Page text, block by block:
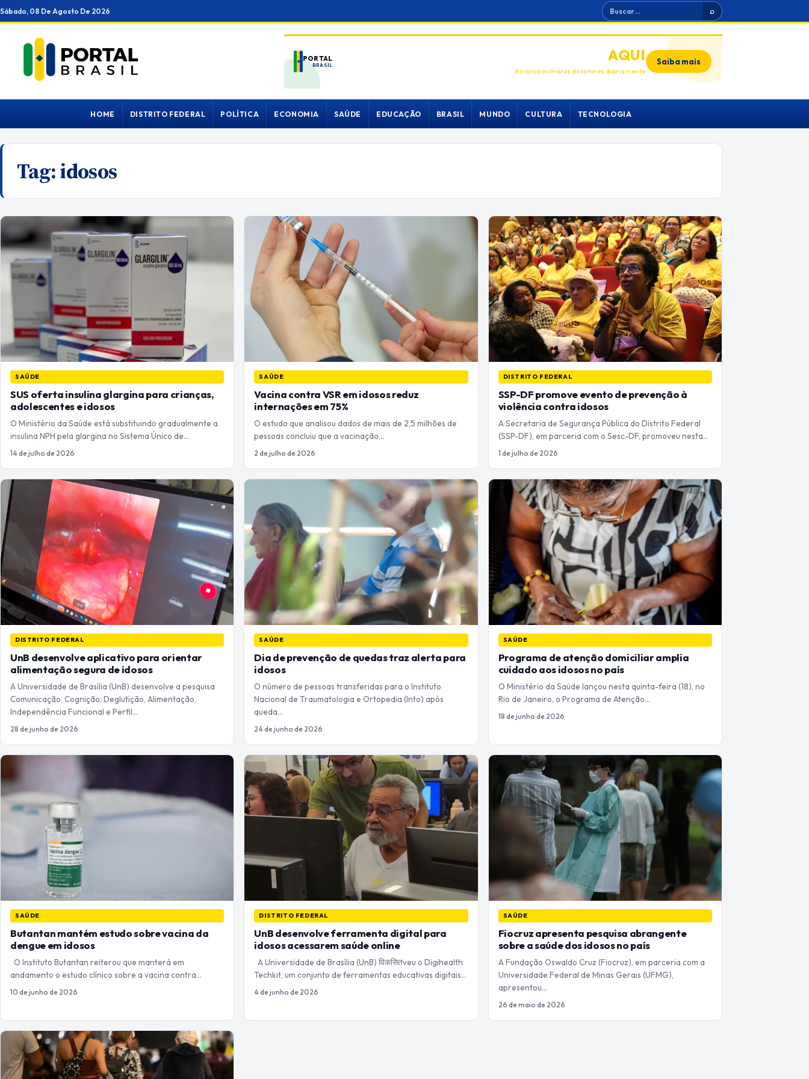
Ir
para
conteúdo
Sábado, 08 De Agosto De 2026 Buscar ⌕
PORTAL
BRASIL
ANUNCIEAQUI
Alcance milhares de leitores diariamente
Saiba mais
HOME DISTRITO FEDERAL POLÍTICA ECONOMIA SAÚDE EDUCAÇÃO BRASIL MUNDO CULTURA TECNOLOGIA
Tag:idosos
SAÚDE
SUS oferta insulina glargina para crianças,
adolescentes e idosos
O Ministério da Saúde está substituindo gradualmente a
insulina NPH pela glargina no Sistema Único de…
14 de julho de 2026
SAÚDE
Vacina contra VSR em idosos reduz
internações em 75%
O estudo que analisou dados de mais de 2,5 milhões de
pessoas concluiu que a vacinação…
2 de julho de 2026
DISTRITO FEDERAL
SSP-DF promove evento de prevenção à
violência contra idosos
A Secretaria de Segurança Pública do Distrito Federal
(SSP-DF), em parceria com o Sesc-DF, promoveu nesta…
1 de julho de 2026
DISTRITO FEDERAL
UnB desenvolve aplicativo para orientar
alimentação segura de idosos
A Universidade de Brasília (UnB) desenvolve a pesquisa
Comunicação, Cognição, Deglutição, Alimentação,
Independência Funcional e Perfil…
28 de junho de 2026
SAÚDE
Dia de prevenção de quedas traz alerta para
idosos
O número de pessoas transferidas para o Instituto
Nacional de Traumatologia e Ortopedia (Into) após
queda…
24 de junho de 2026
SAÚDE
Programa de atenção domiciliar amplia
cuidado aos idosos no país
O Ministério da Saúde lançou nesta quinta-feira (18), no
Rio de Janeiro, o Programa de Atenção…
18 de junho de 2026
SAÚDE
Butantan mantém estudo sobre vacina da
dengue em idosos
O Instituto Butantan reiterou que manterá em
andamento o estudo clínico sobre a vacina contra…
10 de junho de 2026
DISTRITO FEDERAL
UnB desenvolve ferramenta digital para
idosos acessarem saúde online
A Universidade de Brasília (UnB) विकसितveu o Digihealth
Techkit, um conjunto de ferramentas educativas digitais…
4 de junho de 2026
SAÚDE
Fiocruz apresenta pesquisa abrangente
sobre a saúde dos idosos no país
A Fundação Oswaldo Cruz (Fiocruz), em parceria com a
Universidade Federal de Minas Gerais (UFMG),
apresentou…
26 de maio de 2026